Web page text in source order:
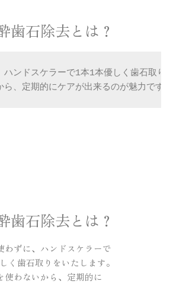
歯石除去とは？
ハンドスケラーで1本1本優しく歯石取り
ら、定期的にケアが出来るのが魅力です。
歯石除去とは？
わずに、ハンドスケラーで
く歯石取りをいたします。
使わないから、定期的に